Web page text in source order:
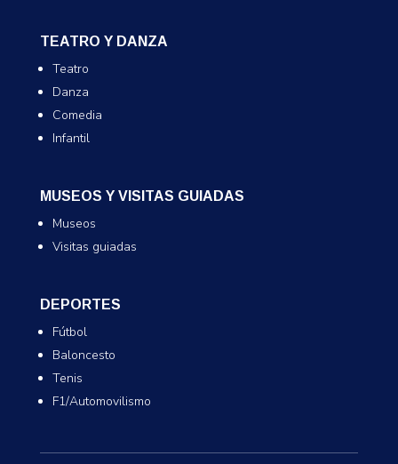
TEATRO Y DANZA
Teatro
Danza
Comedia
Infantil
MUSEOS Y VISITAS GUIADAS
Museos
Visitas guiadas
DEPORTES
Fútbol
Baloncesto
Tenis
F1/Automovilismo